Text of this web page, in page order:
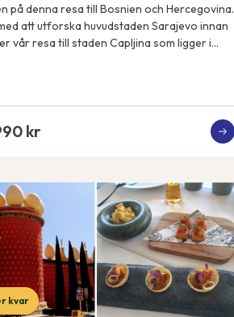
på denna resa till Bosnien och Hercegovina.
att utforska huvudstaden Sarajevo innan
vår resa till staden Capljina som ligger i
kr
kvar